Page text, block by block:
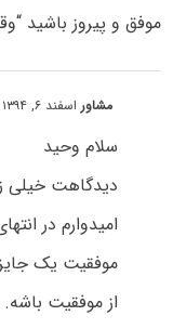
موفق و پیروز باشید
مشاوراسفند ۶, ۱۳۹۴ at ۱۱:۳۴ ب٫ظ
سلام وحید
دیدگاهت خیلی
امیدوارم در
موفقیت یک
از موفقیت باشه.